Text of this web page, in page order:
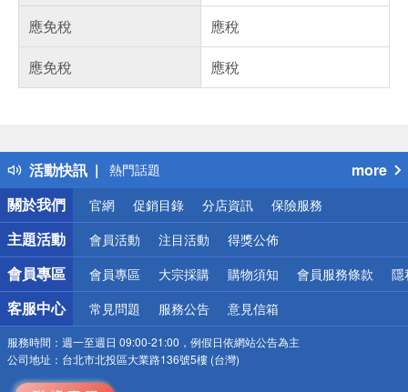
應免稅
應稅
應免稅
應稅
活動快訊
得獎公告
熱門話題
銀行優惠
偏遠地區配送
詐騙網頁！請小心！
more
關於我們
官網 促銷目錄 分店資訊 保險服務
主題活動 會員活動 注目活動 得獎公佈
會員專區 會員專區 大宗採購 購物須知 會員服務條款 隱
客服中心 常見問題 服務公告 意見信箱
服務時間： 週一至週日 09:00-21:00，例假日依網站公告為主
公司地址： 台北市北投區大業路136號5樓 (台灣)